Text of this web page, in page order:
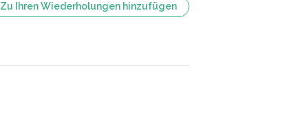
Zu Ihren Wiederholungen hinzufügen